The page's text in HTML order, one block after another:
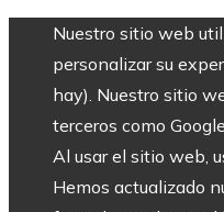
Nuestro sitio web
personalizar su
hay). Nuestro sitio
terceros como
Al usar el sitio web,
Hemos actualizado